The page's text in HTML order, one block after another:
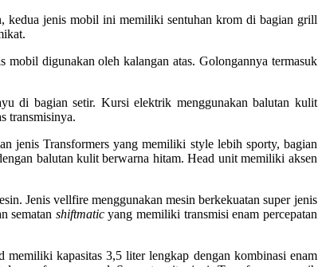
kedua jenis mobil ini memiliki sentuhan krom di bagian grill
mobil digunakan oleh kalangan atas. Golongannya termasuk
di bagian setir. Kursi elektrik menggunakan balutan kulit
transmisinya.
jenis Transformers yang memiliki style lebih sporty, bagian
balutan kulit berwarna hitam. Head unit memiliki aksen
Jenis vellfire menggunakan mesin berkekuatan super jenis
sematan shiftmaticyang memiliki transmisi enam percepatan
kapasitas 3,5 liter lengkap dengan kombinasi enam